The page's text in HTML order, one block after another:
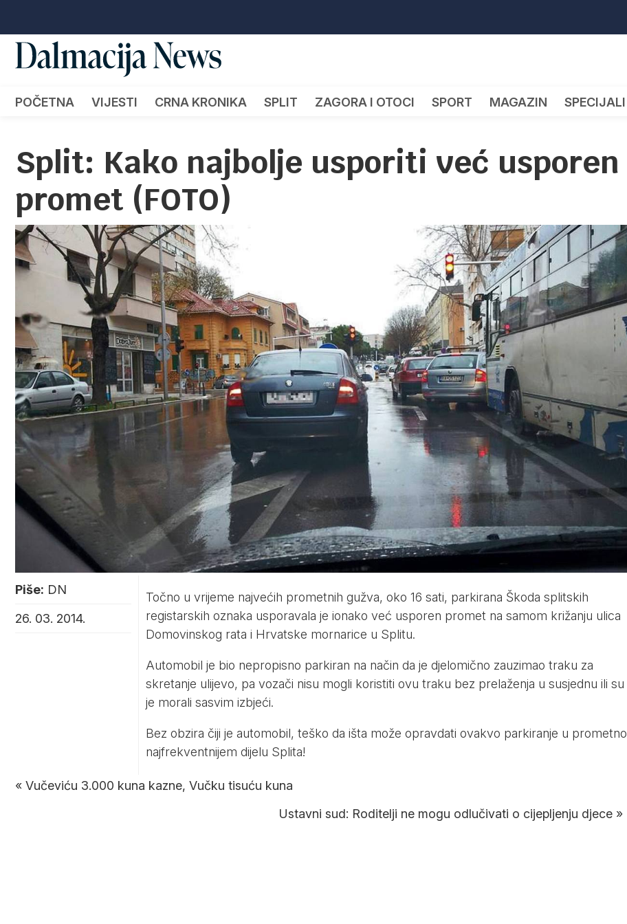
POČETNA VIJESTI CRNA KRONIKA SPLIT ZAGORA I OTOCI SPORT MAGAZIN SPECIJALI
Split: Kako najbolje usporiti već usporen
promet (FOTO)
Piše: DN
26. 03. 2014.
Točno u vrijeme najvećih prometnih gužva, oko 16 sati, parkirana Škoda splitskih
registarskih oznaka usporavala je ionako već usporen promet na samom križanju ulica
Domovinskog rata i Hrvatske mornarice u Splitu.
Automobil je bio nepropisno parkiran na način da je djelomično zauzimao traku za
skretanje ulijevo, pa vozači nisu mogli koristiti ovu traku bez prelaženja u susjednu ili su
je morali sasvim izbjeći.
Bez obzira čiji je automobil, teško da išta može opravdati ovakvo parkiranje u prometno
najfrekventnijem dijelu Splita!
« Vučeviću 3.000 kuna kazne, Vučku tisuću kuna
Ustavni sud: Roditelji ne mogu odlučivati o cijepljenju djece »